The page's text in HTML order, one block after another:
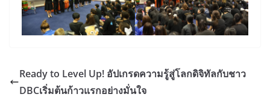
Ready to Level Up! อัปเกรดความรู้สู่โลกดิจิทัลกับชาว
DBCเริ่มต้นก้าวแรกอย่างมั่นใจ